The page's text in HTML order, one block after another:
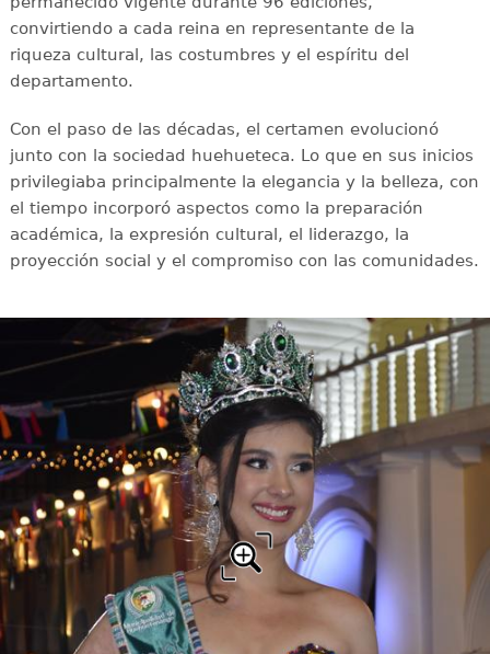
convirtiendo a cada reina en representante de la
riqueza cultural, las costumbres y el espíritu del
departamento.
Con el paso de las décadas, el certamen evolucionó
junto con la sociedad huehueteca. Lo que en sus inicios
privilegiaba principalmente la elegancia y la belleza, con
el tiempo incorporó aspectos como la preparación
académica, la expresión cultural, el liderazgo, la
proyección social y el compromiso con las comunidades.